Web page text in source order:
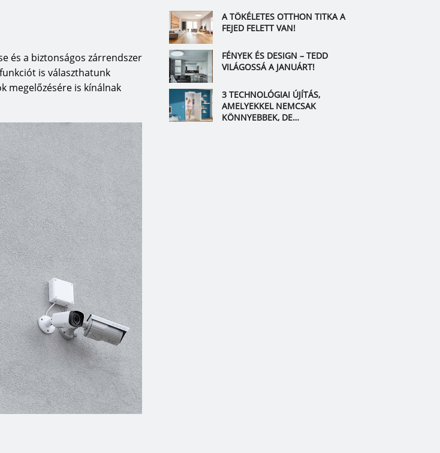
és a biztonságos zárrendszer
is választhatunk
megelőzésére is kínálnak
A TÖKÉLETES OTTHON TITKA A
FEJED FELETT VAN!
FÉNYEK ÉS DESIGN – TEDD
VILÁGOSSÁ A JANUÁRT!
3 TECHNOLÓGIAI ÚJÍTÁS,
AMELYEKKEL NEMCSAK
KÖNNYEBBEK, DE